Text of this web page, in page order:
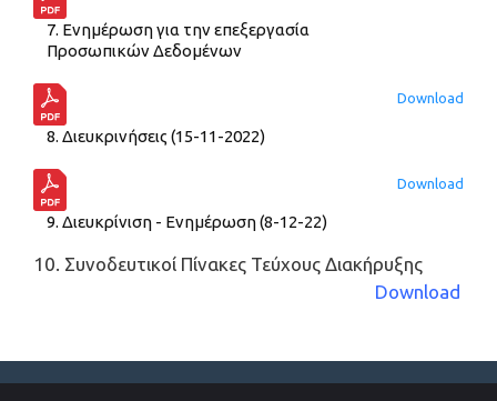
7. Ενημέρωση για την επεξεργασία
Προσωπικών Δεδομένων
8. Διευκρινήσεις (15-11-2022)
Download
9. Διευκρίνιση - Ενημέρωση (8-12-22)
Download
10. Συνοδευτικοί Πίνακες Τεύχους Διακήρυξης
Download